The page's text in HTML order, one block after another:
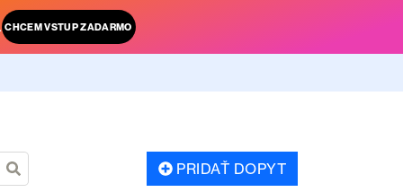
CHCEM VSTUP ZADARMO
PRIDAŤ DOPYT